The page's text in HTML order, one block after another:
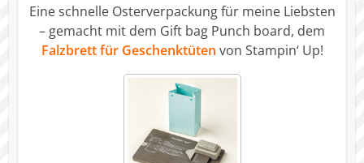
Eine schnelle Osterverpackung für meine Liebsten
– gemacht mit dem Gift bag Punch board, dem
Falzbrett für Geschenktüten von Stampin‘ Up!